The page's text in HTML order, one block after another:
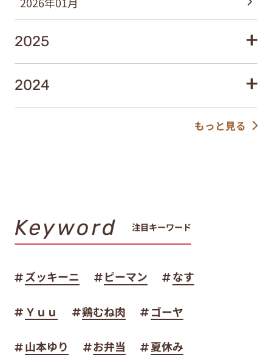
2025
2024
もっと見る
Keyword 注目キーワード
ズッキーニ ピーマン なす
Ｙｕｕ 鶏むね肉 ゴーヤ
山本ゆり お弁当 夏休み